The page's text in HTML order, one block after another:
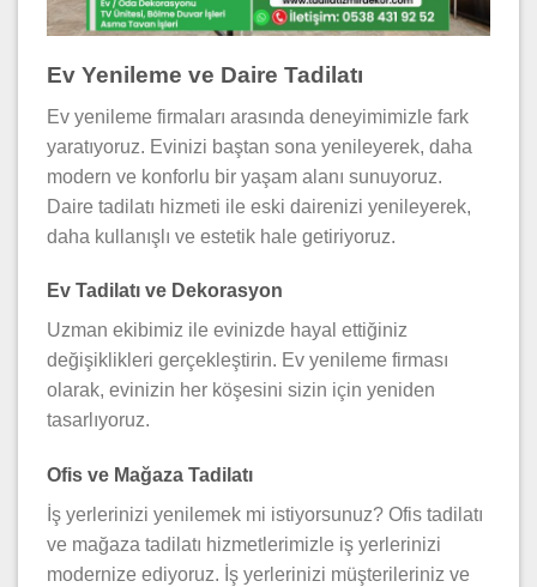
Ev Yenileme ve Daire Tadilatı
Ev yenileme firmaları arasında deneyimimizle fark
yaratıyoruz. Evinizi baştan sona yenileyerek, daha
modern ve konforlu bir yaşam alanı sunuyoruz.
Daire tadilatı hizmeti ile eski dairenizi yenileyerek,
daha kullanışlı ve estetik hale getiriyoruz.
Ev Tadilatı ve Dekorasyon
Uzman ekibimiz ile evinizde hayal ettiğiniz
değişiklikleri gerçekleştirin. Ev yenileme firması
olarak, evinizin her köşesini sizin için yeniden
tasarlıyoruz.
Ofis ve Mağaza Tadilatı
İş yerlerinizi yenilemek mi istiyorsunuz? Ofis tadilatı
ve mağaza tadilatı hizmetlerimizle iş yerlerinizi
modernize ediyoruz. İş yerlerinizi müşterileriniz ve